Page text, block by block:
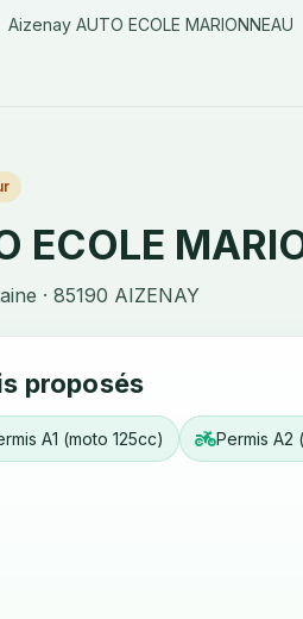
Aizenay AUTO ECOLE MARIONNEAU
ECOLE
· 85190 AIZENAY
proposés
A1 (moto 125cc) Permis A2